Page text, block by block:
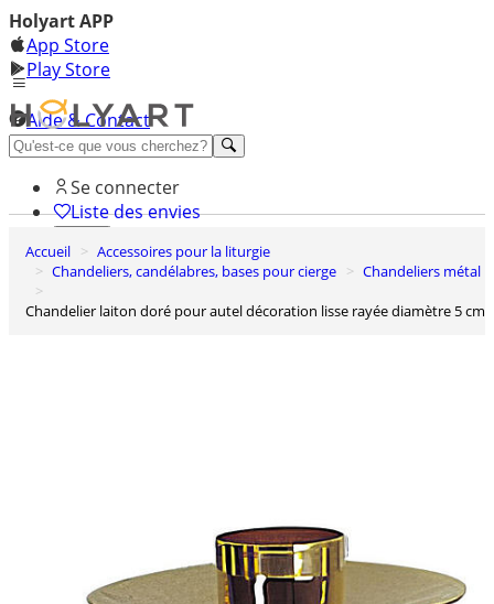
Holyart APP
App Store
Play Store
Aide & Contact
Découvrez Premium
Se connecter
Liste des envies
0
Panier
Accueil
Accessoires pour la liturgie
Chandeliers, candélabres, bases pour cierge
Chandeliers métal
Chandelier laiton doré pour autel décoration lisse rayée diamètre 5 cm